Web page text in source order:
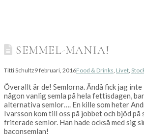
SEMMEL-MANIA!
Titti Schultz9 februari, 2016Food & Drinks Livet
Överallt är de! Semlorna. Ändå fick jag inte
någon vanlig semla på hela fettisdagen,
alternativa semlor…. En kille som heter
Ivarsson kom till oss på jobbet och bjöd på
friterade semlor. Han hade också med sig
baconsemlan!